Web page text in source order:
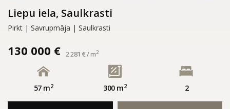
Liepu iela, Saulkrasti
Pirkt | Savrupmāja | Saulkrasti
130 000 € 2 281 € / m2
57 m2 300 m2 2